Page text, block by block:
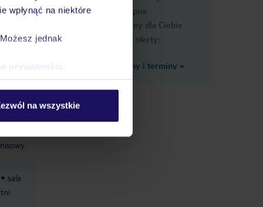
wpłynąć na niektóre
jednak
prywatności
na wszystkie
sala
dostępna.
Przygotowaliśmy dla Ciebie
podobne oferty:
Zobacz inne ceny i terminy »